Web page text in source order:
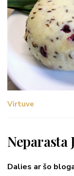
Virtuve
Neparasta
Dalies ar šo